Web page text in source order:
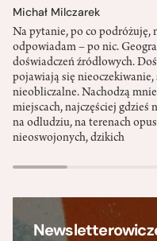
Michał Milczarek
Na pytanie, po co podróżuję,
odpowiadam – po nic.
doświadczeń źródłowych.
pojawiają się nieoczekiwanie,
nieobliczalne. Nachodzą
miejscach, najczęściej gdzieś
na odludziu, na terenach
nieoswojonych, dzikich